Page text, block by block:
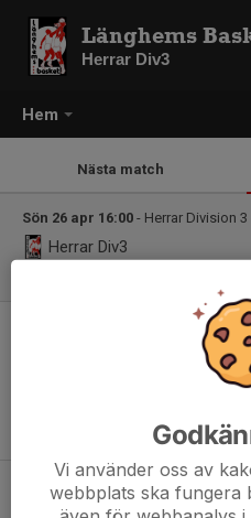
Hem
Länghems
Herrar Div3
Nästa match
Sön 26 apr 16:00 - Herrar Division
Herrar Div3
Kommande aktiviteter
Vi använder oss av
webbplats ska fungera